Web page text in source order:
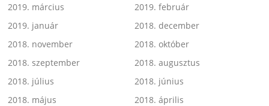
2019. március
2019. február
2019. január
2018. december
2018. november
2018. október
2018. szeptember
2018. augusztus
2018. július
2018. június
2018. május
2018. április